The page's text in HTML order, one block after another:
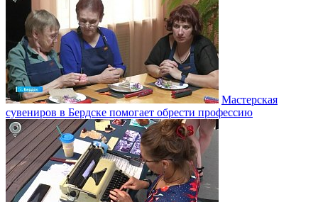
Мастерская
сувениров в Бердске помогает обрести профессию